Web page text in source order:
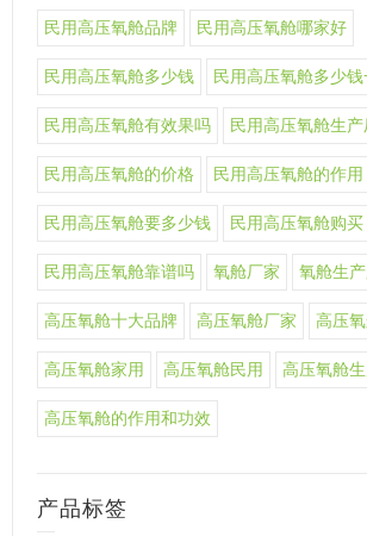
民用高压氧舱品牌 民用高压氧舱哪家好
民用高压氧舱多少钱 民用高压氧舱多少钱
民用高压氧舱有效果吗 民用高压氧舱生产
民用高压氧舱的价格 民用高压氧舱的作用
民用高压氧舱要多少钱 民用高压氧舱购买
民用高压氧舱靠谱吗 氧舱厂家 氧舱生
高压氧舱十大品牌 高压氧舱厂家 高压
高压氧舱家用 高压氧舱民用 高压氧舱
高压氧舱的作用和功效
产品标签